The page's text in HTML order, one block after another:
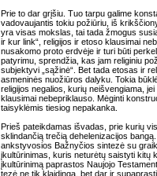
Prie to dar grįšiu. Tuo tarpu galime
vadovaujantis tokiu požiūriu, iš
yra visas mokslas, tai tada žmogus
ir kur link“, religijos ir etoso klausimai
nusakomo proto erdvėje ir turi būti
patyrimu, sprendžia, kas jam religiniu
subjektyvi „sąžinė“. Bet tada etosas ir
asmeninės nuožiūros dalyku. Tokia
religijos negalios, kurių neišvengiama,
klausimai nebepriklauso. Mėginti
taisyklėmis tiesiog nepakanka.
Prieš pateikdamas išvadas, prie kurių
sklindančią trečią dehelenizacijos
ankstyvosios Bažnyčios sintezė su
įkultūrinimas, kuris neturėtų saistyti kitų
įkultūrinimą paprastos Naujojo
tezė ne tik klaidinga, bet dar ir